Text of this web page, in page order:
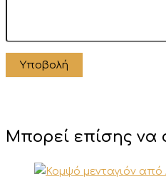
Μπορεί επίσης να